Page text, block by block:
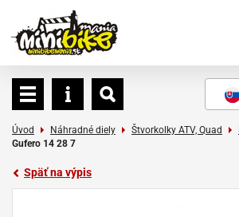
Úvod Náhradné diely Štvorkolky ATV, Quad
Gufero 14 28 7
Späť na výpis